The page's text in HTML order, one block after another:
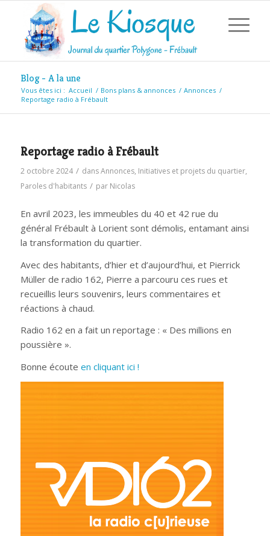
Blog - A la une
Vous êtes ici : Accueil / Bons plans & annonces / Annonces /
Reportage radio à Frébault
Reportage radio à Frébault
2 octobre 2024 / dansAnnonces, Initiatives et projets du quartier,
Paroles d'habitants / par Nicolas
En avril 2023, les immeubles du 40 et 42 rue du
général Frébault à Lorient sont démolis, entamant ainsi
la transformation du quartier.
Avec des habitants, d’hier et d’aujourd’hui, et Pierrick
Müller de radio 162, Pierre a parcouru ces rues et
recueillis leurs souvenirs, leurs commentaires et
réactions à chaud.
Radio 162 en a fait un reportage : « Des millions en
poussière ».
Bonne écoute en cliquant ici !